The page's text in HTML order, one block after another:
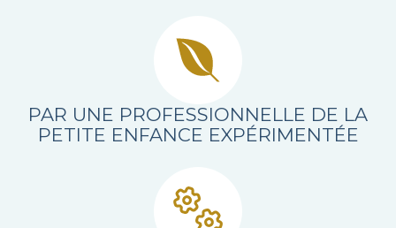
PAR UNE PROFESSIONNELLE DE LA
PETITE ENFANCE EXPÉRIMENTÉE